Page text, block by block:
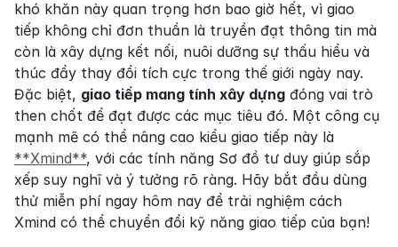
khó khăn này quan trọng hơn bao giờ hết, vì giao
tiếp không chỉ đơn thuần là truyền đạt thông tin mà
còn là xây dựng kết nối, nuôi dưỡng sự thấu hiểu và
thúc đẩy thay đổi tích cực trong thế giới ngày nay.
Đặc biệt, giao tiếp mang tính xây dựng đóng vai trò
then chốt để đạt được các mục tiêu đó. Một công cụ
**Xmind**, với các tính năng Sơ đồ tư duy giúp sắp
xếp suy nghĩ và ý tưởng rõ ràng. Hãy bắt đầu dùng
thử miễn phí ngay hôm nay để trải nghiệm cách
Xmind có thể chuyển đổi kỹ năng giao tiếp của bạn!